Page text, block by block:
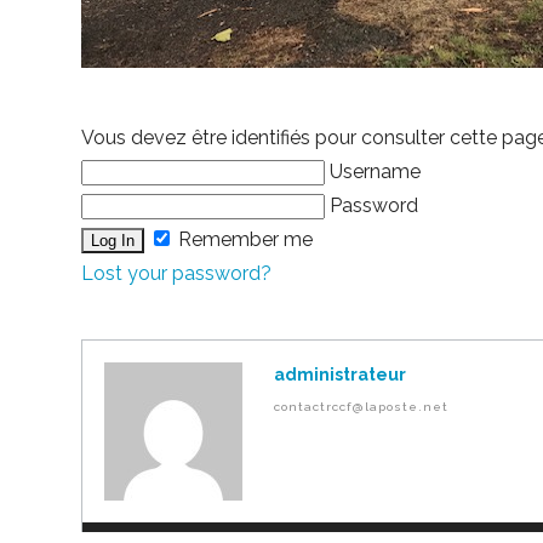
Vous devez être identifiés pour consulter cette
Username
Password
Remember me
Lost your password?
administrateur
contactrccf@laposte.net